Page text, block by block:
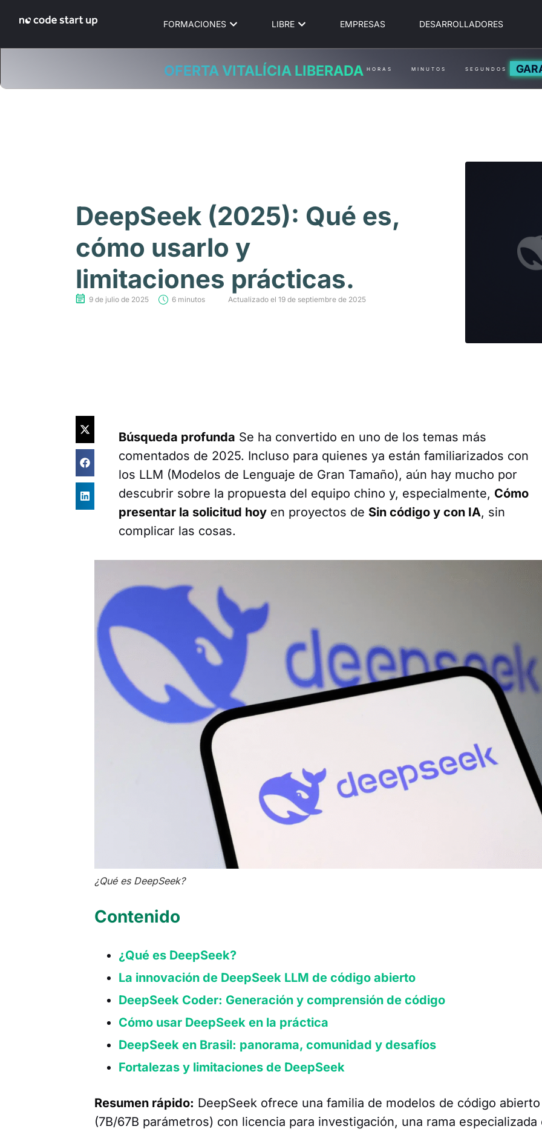
FORMACIONES LIBRE EMPRESAS DESARROLLADORES
OFERTA VITALÍCIA LIBERADA HORAS MINUTOS SEGUNDOS
DeepSeek (2025): Qué es,
cómo usarlo y
limitaciones prácticas.
9 de julio de 2025 6 minutos Actualizado el 19 de septiembre de 2025
Búsqueda profunda Se ha convertido en uno de los temas más
comentados de 2025. Incluso para quienes ya están familiarizados con
los LLM (Modelos de Lenguaje de Gran Tamaño), aún hay mucho por
descubrir sobre la propuesta del equipo chino y, especialmente, Cómo
presentar la solicitud hoy en proyectos de Sin código y con IA, sin
complicar las cosas.
¿Qué es DeepSeek?
Contenido
¿Qué es DeepSeek?
La innovación de DeepSeek LLM de código abierto
DeepSeek Coder: Generación y comprensión de código
Cómo usar DeepSeek en la práctica
DeepSeek en Brasil: panorama, comunidad y desafíos
Fortalezas y limitaciones de DeepSeek
Resumen rápido: DeepSeek ofrece una familia de modelos de código abierto
(7B/67B parámetros) con licencia para investigación, una rama especializada